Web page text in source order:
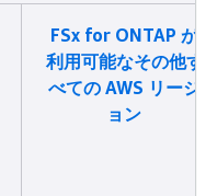
FSx for ONTAP が
利用可能なその他す
べての AWS リージ
ョン